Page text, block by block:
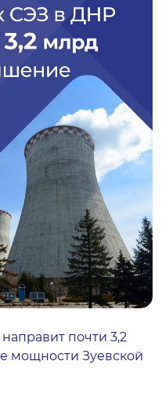
почти 3,2
мощности Зуевской